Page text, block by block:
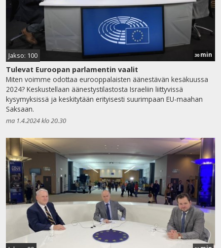
Jakso: 100 30 min
Tulevat Euroopan parlamentin vaalit
Miten voimme odottaa eurooppalaisten äänestävän kesäkuussa
2024? Keskustellaan äänestystilastosta Israeliin liittyvissä
kysymyksissä ja keskitytään erityisesti suurimpaan EU-maahan
Saksaan.
ma 1.4.2024 klo 20.30